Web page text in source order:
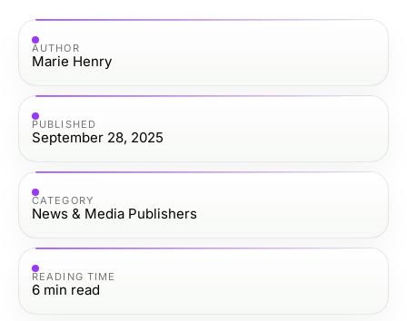
AUTHOR
Marie Henry
PUBLISHED
September 28, 2025
CATEGORY
News & Media Publishers
READING TIME
6 min read